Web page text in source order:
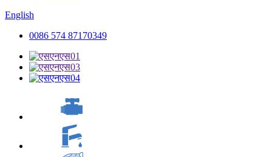
English
0086 574 87170349